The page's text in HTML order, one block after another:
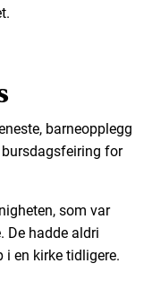
barneopplegg
for
som var
De hadde aldri
i en kirke tidligere.